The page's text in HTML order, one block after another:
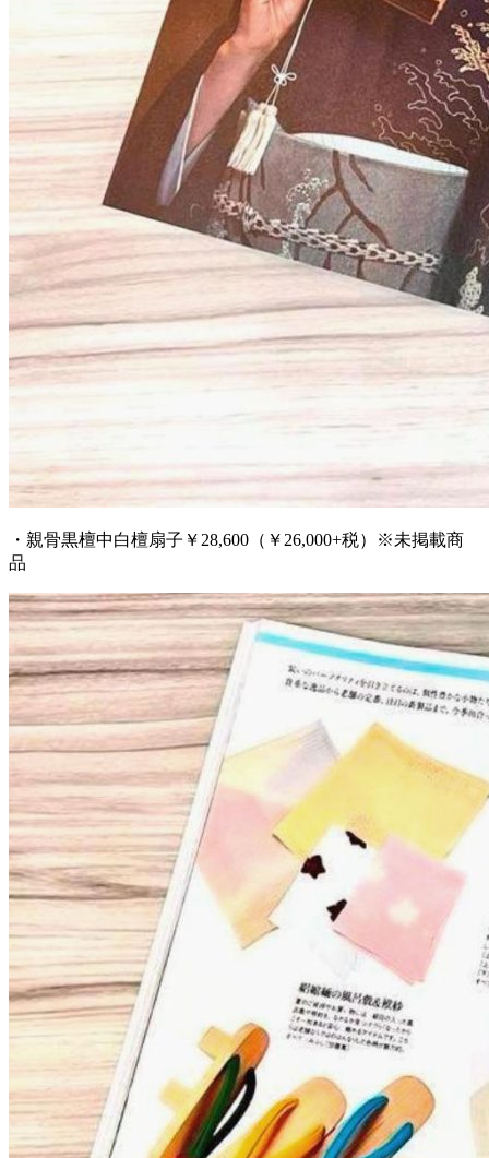
・親骨黒檀中白檀扇子￥28,600（￥26,000+税）※未掲載商
品